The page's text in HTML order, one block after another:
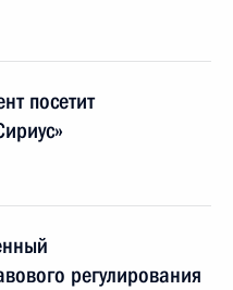
посетит
регулирования